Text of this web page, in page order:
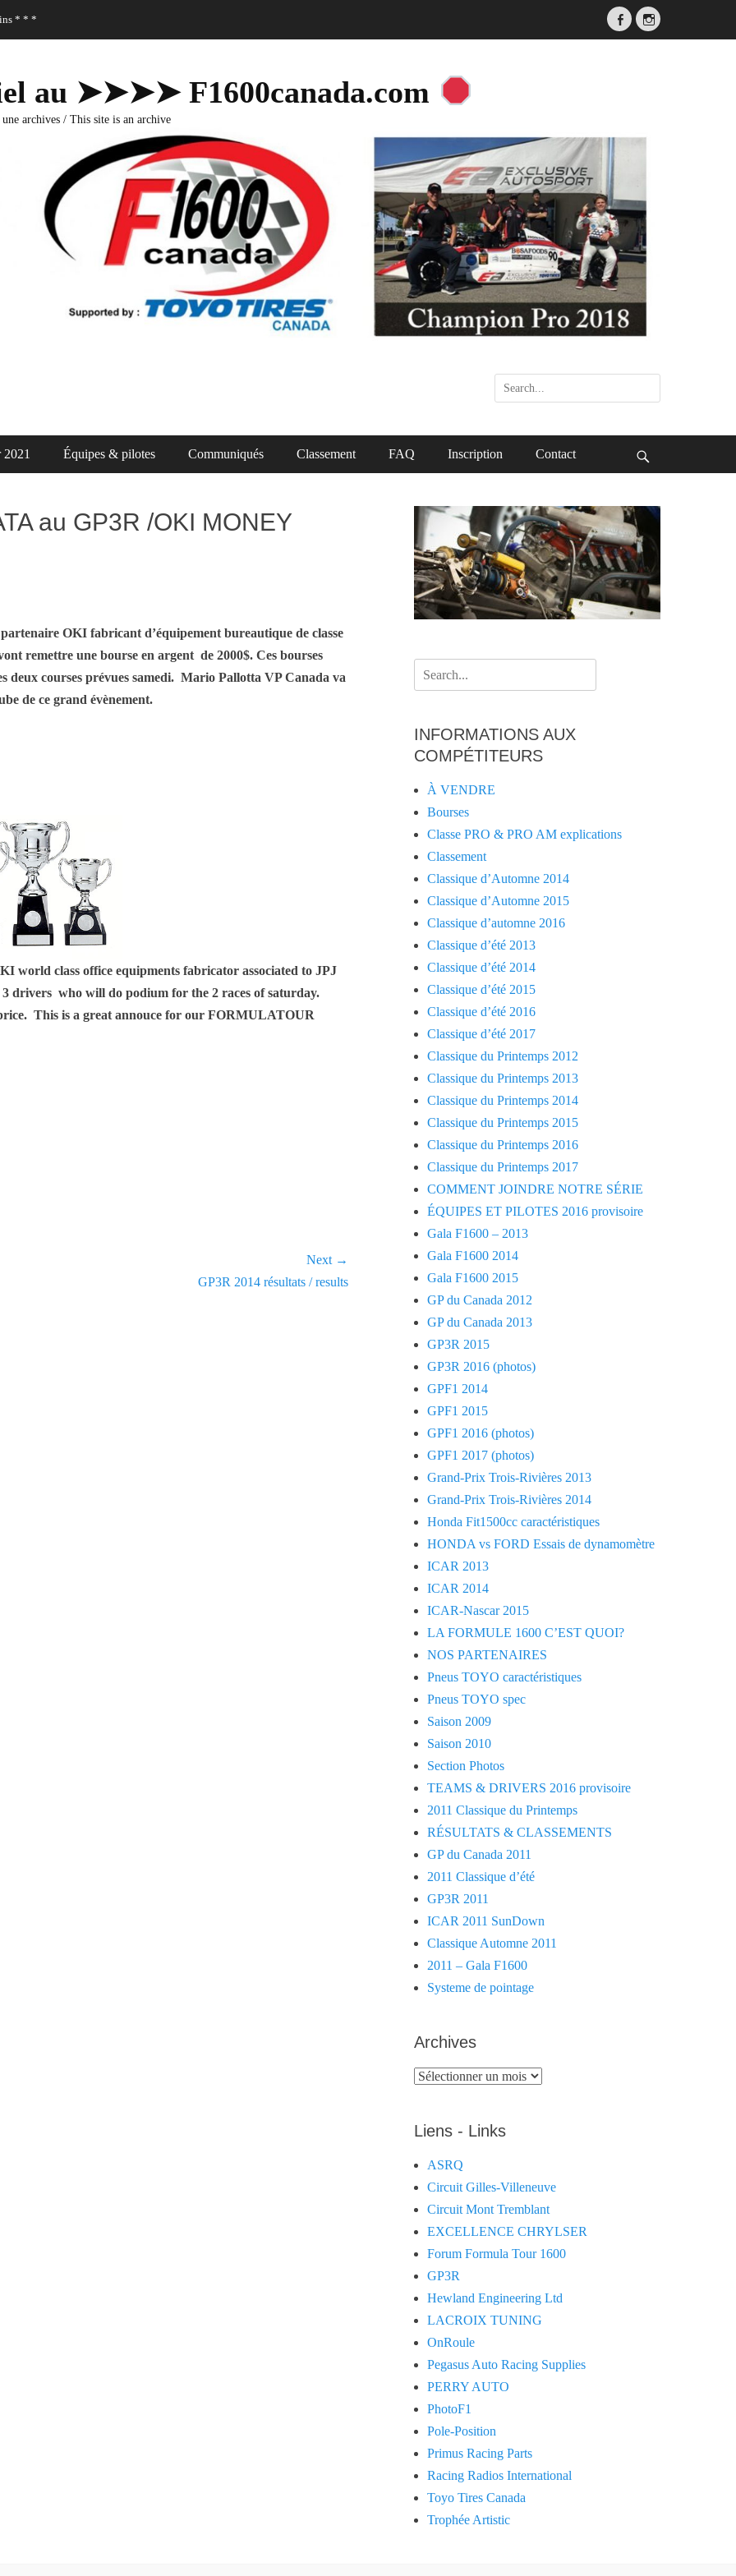
* * *
FacebookInstagram
au ➤➤➤➤ F1600canada.com
une archives / This site is an archive
Search
for:
Équipes & pilotes Communiqués Classement FAQ Inscription Contact
au GP3R /OKI MONEY
OKI fabricant d’équipement bureautique de classe
remettre une bourse en argent de 2000$. Ces bourses
deux courses prévues samedi. Mario Pallotta VP Canada va
de ce grand évènement.
world class office equipments fabricator associated to JPJ
drivers who will do podium for the 2 races of saturday.
This is a great annouce for our FORMULATOUR
Next →
GP3R 2014 résultats / results
Search
for:
INFORMATIONS AUX
COMPÉTITEURS
À VENDRE
Bourses
Classe PRO & PRO AM explications
Classement
Classique d’Automne 2014
Classique d’Automne 2015
Classique d’automne 2016
Classique d’été 2013
Classique d’été 2014
Classique d’été 2015
Classique d’été 2016
Classique d’été 2017
Classique du Printemps 2012
Classique du Printemps 2013
Classique du Printemps 2014
Classique du Printemps 2015
Classique du Printemps 2016
Classique du Printemps 2017
COMMENT JOINDRE NOTRE SÉRIE
ÉQUIPES ET PILOTES 2016 provisoire
Gala F1600 – 2013
Gala F1600 2014
Gala F1600 2015
GP du Canada 2012
GP du Canada 2013
GP3R 2015
GP3R 2016 (photos)
GPF1 2014
GPF1 2015
GPF1 2016 (photos)
GPF1 2017 (photos)
Grand-Prix Trois-Rivières 2013
Grand-Prix Trois-Rivières 2014
Honda Fit1500cc caractéristiques
HONDA vs FORD Essais de dynamomètre
ICAR 2013
ICAR 2014
ICAR-Nascar 2015
LA FORMULE 1600 C’EST QUOI?
NOS PARTENAIRES
Pneus TOYO caractéristiques
Pneus TOYO spec
Saison 2009
Saison 2010
Section Photos
TEAMS & DRIVERS 2016 provisoire
2011 Classique du Printemps
RÉSULTATS & CLASSEMENTS
GP du Canada 2011
2011 Classique d’été
GP3R 2011
ICAR 2011 SunDown
Classique Automne 2011
2011 – Gala F1600
Systeme de pointage
Archives
Archives
Liens - Links
ASRQ
Circuit Gilles-Villeneuve
Circuit Mont Tremblant
EXCELLENCE CHRYLSER
Forum Formula Tour 1600
GP3R
Hewland Engineering Ltd
LACROIX TUNING
OnRoule
Pegasus Auto Racing Supplies
PERRY AUTO
PhotoF1
Pole-Position
Primus Racing Parts
Racing Radios International
Toyo Tires Canada
Trophée Artistic